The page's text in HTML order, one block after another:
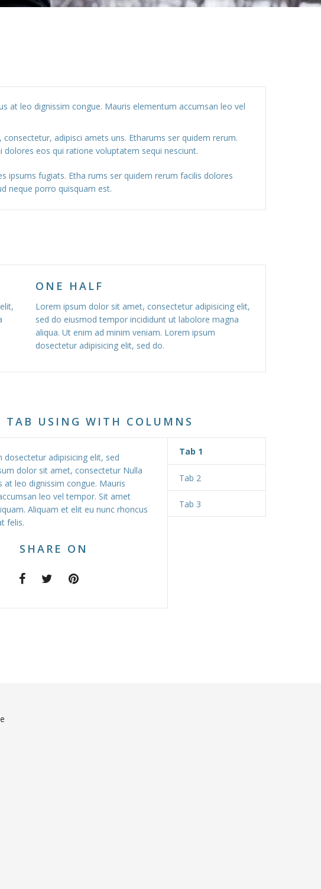
at leo dignissim congue. Mauris elementum accumsan leo vel
adipisci amets uns. Etharums ser quidem rerum.
eos qui ratione voluptatem sequi nesciunt.
ipsums fugiats. Etha rums ser quidem rerum facilis dolores
neque porro quisquam est.
ONE HALF
Lorem ipsum dolor sit amet, consectetur adipisicing elit,
sed do eiusmod tempor incididunt ut labolore magna
aliqua. Ut enim ad minim veniam. Lorem ipsum
dosectetur adipisicing elit, sed do.
TAB USING WITH COLUMNS
Tab 1
Tab 2
Tab 3
dosectetur adipisicing elit, sed
dolor sit amet, consectetur Nulla
at leo dignissim congue. Mauris
leo vel tempor. Sit amet
Aliquam et elit eu nunc rhoncus
felis.
SHARE ON